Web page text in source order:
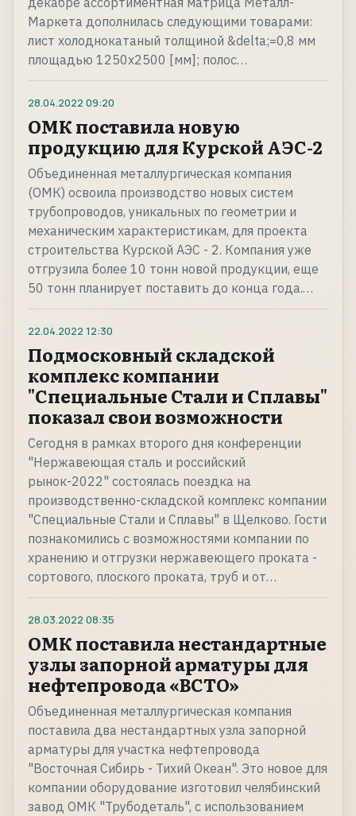
Маркета дополнилась следующими товарами:
лист холоднокатаный толщиной &delta;=0,8 мм
площадью 1250х2500 [мм]; полос…
28.04.2022 09:20
ОМК поставила новую
продукцию для Курской АЭС-2
Объединенная металлургическая компания
(ОМК) освоила производство новых систем
трубопроводов, уникальных по геометрии и
механическим характеристикам, для проекта
строительства Курской АЭС - 2. Компания уже
отгрузила более 10 тонн новой продукции, еще
50 тонн планирует поставить до конца года.…
22.04.2022 12:30
Подмосковный складской
комплекс компании
"Специальные Стали и Сплавы"
показал свои возможности
Сегодня в рамках второго дня конференции
"Нержавеющая сталь и российский
рынок-2022" состоялась поездка на
производственно-складской комплекс компании
"Специальные Стали и Сплавы" в Щелково. Гости
познакомились с возможностями компании по
хранению и отгрузки нержавеющего проката -
сортового, плоского проката, труб и от…
28.03.2022 08:35
ОМК поставила нестандартные
узлы запорной арматуры для
нефтепровода «ВСТО»
Объединенная металлургическая компания
поставила два нестандартных узла запорной
арматуры для участка нефтепровода
"Восточная Сибирь - Тихий Океан". Это новое для
компании оборудование изготовил челябинский
завод ОМК "Трубодеталь", с использованием